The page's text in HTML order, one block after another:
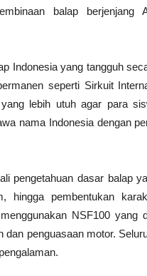
balap berjenjang
Indonesia yang tangguh
seperti Sirkuit
lebih utuh agar para
nama Indonesia dengan
pengetahuan dasar balap
hingga pembentukan
NSF100 yang
penguasaan motor.